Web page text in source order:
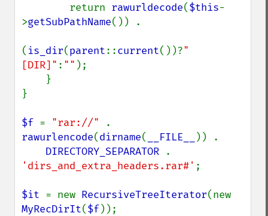
        return
rawurldecode($this-
>getSubPathName()) .
( is_dir(parent::current())?"
[DIR]" : "" );
}
$f = "rar://"
rawurlencode(dirname( __FILE__
)) .
DIRECTORY_SEPARATOR
'dirs_and_extra_headers.rar#' ;
$it = new RecursiveTreeIterator
MyRecDirIt($f));